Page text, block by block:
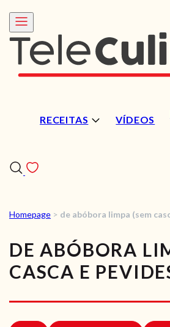
RECEITAS VÍDEOS
VÍDEOS
RECEITAS
Homepage > de abóbora limpa (sem
DE ABÓBORA
CASCA E